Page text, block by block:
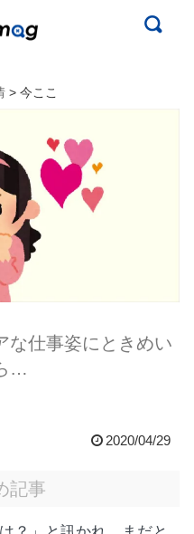
> 今ここ
な仕事姿にときめい
…
2020/04/29
記事